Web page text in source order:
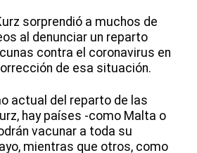
sorprendió a muchos de
al denunciar un reparto
contra el coronavirus en
de esa situación.
actual del reparto de las
hay países -como Malta o
vacunar a toda su
mientras que otros, como